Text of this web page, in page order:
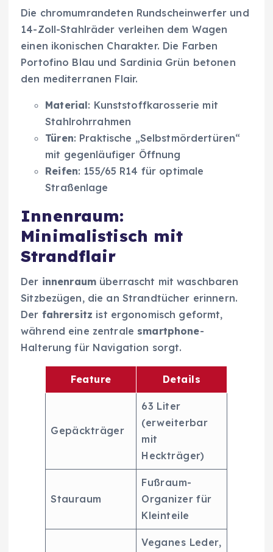
Die chromumrandeten Rundscheinwerfer und
14-Zoll-Stahlräder verleihen dem Wagen
einen ikonischen Charakter. Die Farben
Portofino Blau und Sardinia Grün betonen
den mediterranen Flair.
Material: Kunststoffkarosserie mit
Stahlrohrrahmen
Türen: Praktische „Selbstmördertüren“
mit gegenläufiger Öffnung
Reifen: 155/65 R14 für optimale
Straßenlage
Innenraum:
Minimalistisch mit
Strandflair
Der innenraumüberrascht mit waschbaren
Sitzbezügen, die an Strandtücher erinnern.
Der fahrersitz ist ergonomisch geformt,
während eine zentrale smartphone-
Halterung für Navigation sorgt.
Feature Details
Gepäckträger
63 Liter
(erweiterbar
mit
Heckträger)
Stauraum
Fußraum-
Organizer für
Kleinteile
Veganes Leder,